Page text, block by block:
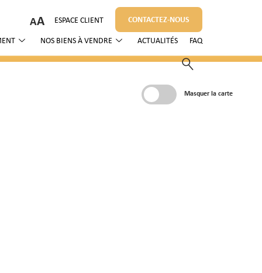
ESPACE CLIENT CONTACTEZ-NOUS
NOS BIENS À VENDRE ACTUALITÉS FAQ
Masquer la carte
A